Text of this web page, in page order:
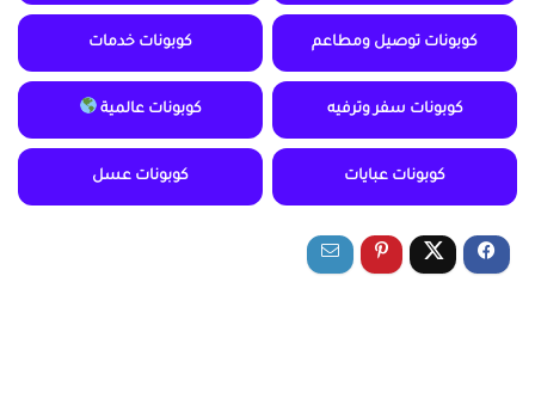
كوبونات توصيل ومطاعم كوبونات خدمات
كوبونات سفر وترفيه كوبونات عالمية
كوبونات عبايات كوبونات عسل